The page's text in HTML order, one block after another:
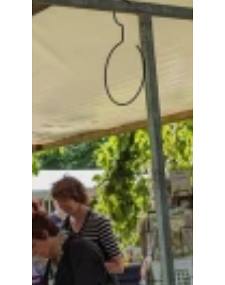
Home
Cultuuragenda
Voor
Cultuur op school
Over ons
Nieuwsbrief
Doneren